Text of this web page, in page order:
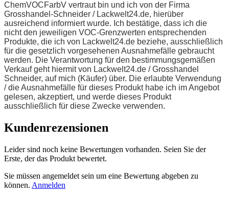
ChemVOCFarbV vertraut bin und ich von der Firma
Grosshandel-Schneider / Lackwelt24.de, hierüber
ausreichend informiert wurde. Ich bestätige, dass ich die
nicht den jeweiligen VOC-Grenzwerten entsprechenden
Produkte, die ich von Lackwelt24.de beziehe, ausschließlich
für die gesetzlich vorgesehenen Ausnahmefälle gebraucht
werden. Die Verantwortung für den bestimmungsgemäßen
Verkauf geht hiermit von Lackwelt24.de / Grosshandel
Schneider, auf mich (Käufer) über. Die erlaubte Verwendung
/ die Ausnahmefälle für dieses Produkt habe ich im Angebot
gelesen, akzeptiert, und werde dieses Produkt
ausschließlich für diese Zwecke verwenden.
Kundenrezensionen
Leider sind noch keine Bewertungen vorhanden. Seien Sie der
Erste, der das Produkt bewertet.
Sie müssen angemeldet sein um eine Bewertung abgeben zu
können. Anmelden